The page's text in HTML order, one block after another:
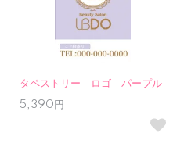
タペストリー ロゴ パープル
5,390円